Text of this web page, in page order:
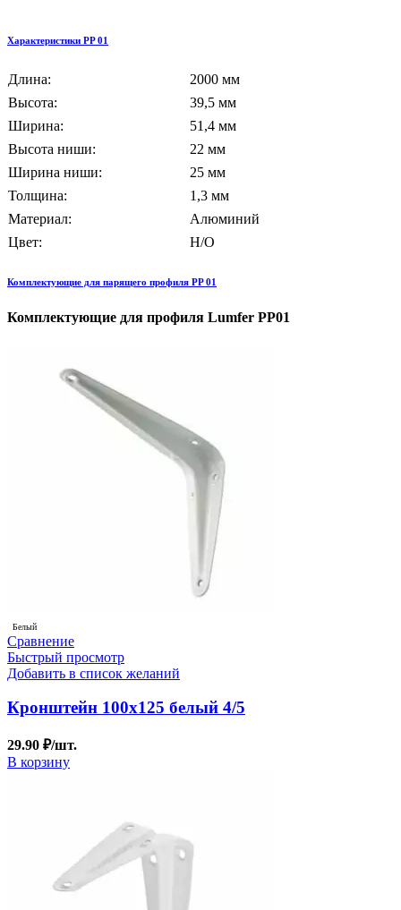
Характеристики PP 01
Длина:
2000 мм
Высота:
39,5 мм
Ширина:
51,4 мм
Высота ниши:
22 мм
Ширина ниши:
25 мм
Толщина:
1,3 мм
Материал:
Алюминий
Цвет:
Н/О
Комплектующие для парящего профиля PP 01
Комплектующие для профиля Lumfer PP01
Белый
Сравнение
Быстрый просмотр
Добавить в список желаний
Кронштейн 100х125 белый 4/5
29.90 ₽/шт.
В корзину